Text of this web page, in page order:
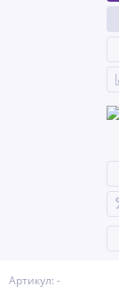
Артикул: -